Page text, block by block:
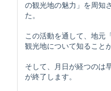
の観光地の魅力」を周知
た。
この活動を通して、地元
観光地について知ること
そして、月日が経つのは
が終了します。